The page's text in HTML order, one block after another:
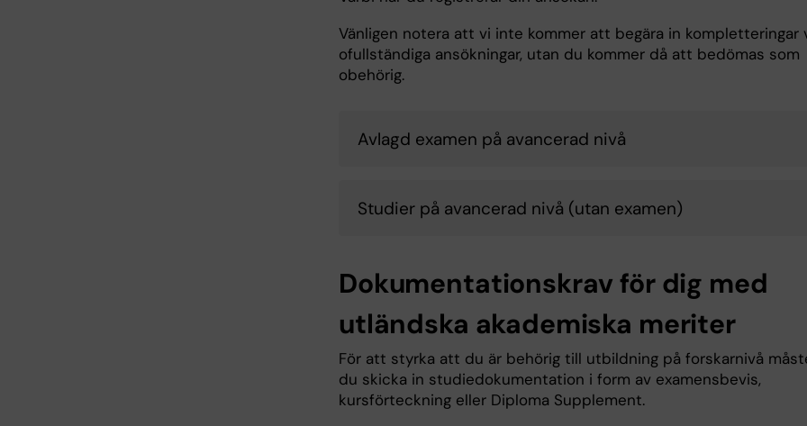
Vänligen notera att vi inte kommer att begära in kompletteringar
ofullständiga ansökningar, utan du kommer då att bedömas som
obehörig.
Avlagd examen på avancerad nivå
Studier på avancerad nivå (utan examen)
Dokumentationskrav för dig med
utländska akademiska meriter
För att styrka att du är behörig till utbildning på forskarnivå
du skicka in studiedokumentation i form av examensbevis,
kursförteckning eller Diploma Supplement.